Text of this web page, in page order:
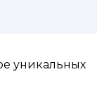
уникальных